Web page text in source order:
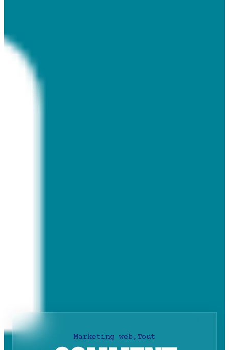
Marketing web , Tout